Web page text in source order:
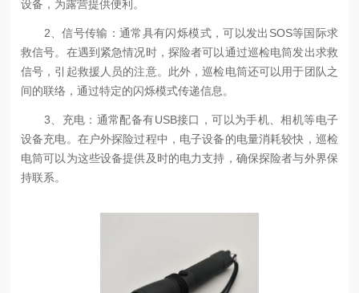
设备，为露营提供便利。
2、信号传输：通常具有闪烁模式，可以发出SOS等国际求
救信号。在遇到紧急情况时，探险者可以通过巡检电筒发出求救
信号，引起救援人员的注意。此外，巡检电筒还可以用于团队之
间的联络，通过特定的闪烁模式传递信息。
3、充电：通常配备有USB接口，可以为手机、相机等电子
设备充电。在户外探险过程中，电子设备的电量消耗较快，巡检
电筒可以为这些设备提供及时的电力支持，确保探险者与外界保
持联系。